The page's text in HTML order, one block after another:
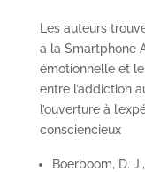
Les auteurs
a la Smartphone
émotionnelle et le
entre l’addiction
l’ouverture à
consciencieux
Boerboom, D.